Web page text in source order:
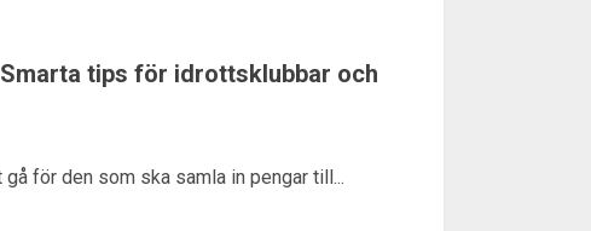
tips för idrottsklubbar och
för den som ska samla in pengar till...